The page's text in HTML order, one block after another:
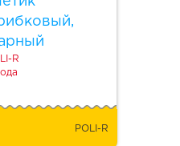
R
POLI-R